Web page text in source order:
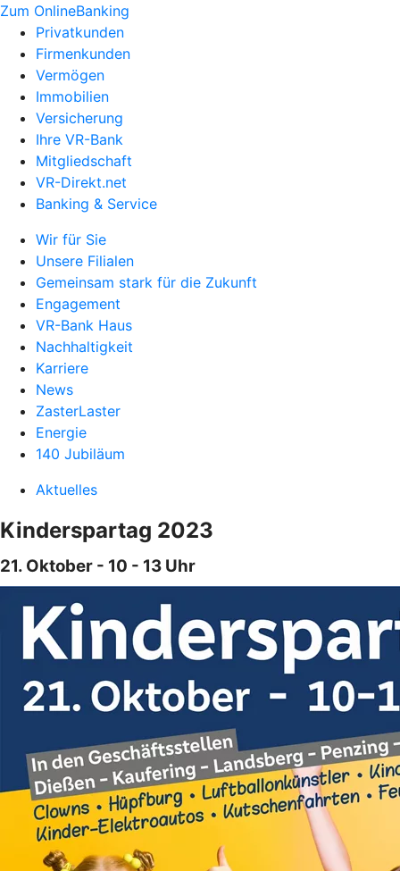
Zum OnlineBanking
Privatkunden
Firmenkunden
Vermögen
Immobilien
Versicherung
Ihre VR-Bank
Mitgliedschaft
VR-Direkt.net
Banking & Service
Wir für Sie
Unsere Filialen
Gemeinsam stark für die Zukunft
Engagement
VR-Bank Haus
Nachhaltigkeit
Karriere
News
ZasterLaster
Energie
140 Jubiläum
Aktuelles
Kinderspartag 2023
21. Oktober - 10 - 13 Uhr